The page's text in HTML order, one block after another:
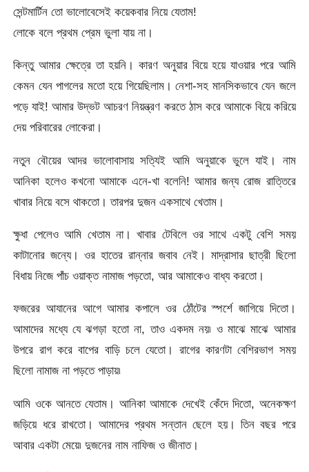
সেন্টমার্টিন তো ভালোবেসেই কয়েকবার নিয়ে যেতাম!
লোকে বলে প্রথম প্রেম ভুলা যায় না।
কিন্তু আমার ক্ষেত্রে তা হয়নি। কারণ অনুয়ার বিয়ে হয়ে যাওয়ার পরে আমি
কেমন যেন পাগলের মতো হয়ে গিয়েছিলাম। নেশা-সহ মানসিকভাবে যেন জলে
পড়ে যাই! আমার উদ্ভট আচরণ নিয়ন্ত্রণ করতে ঠাস করে আমাকে বিয়ে করিয়ে
দেয় পরিবারের লোকেরা।
নতুন বৌয়ের আদর ভালোবাসায় সত্যিই আমি অনুয়াকে ভুলে যাই। নাম
আনিকা হলেও কখনো আমাকে এনে-খা বলেনি! আমার জন্য রোজ রাত্তিরে
খাবার নিয়ে বসে থাকতো। তারপর দুজন একসাথে খেতাম।
ক্ষুধা পেলেও আমি খেতাম না। খাবার টেবিলে ওর সাথে একটু বেশি সময়
কাটানোর জন্যে। ওর হাতের রান্নার জবাব নেই। মাদ্রাসার ছাত্রী ছিলো
বিধায় নিজে পাঁচ ওয়াক্ত নামাজ পড়তো, আর আমাকেও বাধ্য করতো।
ফজরের আযানের আগে আমার কপালে ওর ঠোঁটের স্পর্শে জাগিয়ে দিতো।
আমাদের মধ্যে যে ঝগড়া হতো না, তাও একদম নয়৷ ও মাঝে মাঝে আমার
উপরে রাগ করে বাপের বাড়ি চলে যেতো। রাগের কারণটা বেশিরভাগ সময়
ছিলো নামাজ না পড়তে পাড়ায়৷
আমি ওকে আনতে যেতাম। আনিকা আমাকে দেখেই কেঁদে দিতো, অনেকক্ষণ
জড়িয়ে ধরে রাখতো। আমাদের প্রথম সন্তান ছেলে হয়। তিন বছর পরে
আবার একটা মেয়ে৷ দুজনের নাম নাফিজ ও জীনাত।